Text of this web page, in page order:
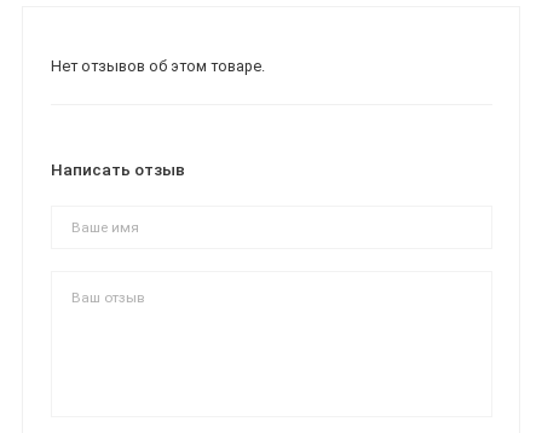
Нет отзывов об этом товаре.
Написать отзыв